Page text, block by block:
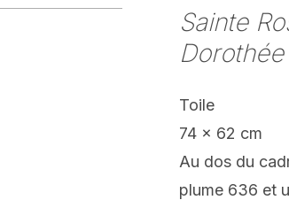
Sainte
Dorothée
Toile
74 x 62 cm
Au dos du
plume 636 et